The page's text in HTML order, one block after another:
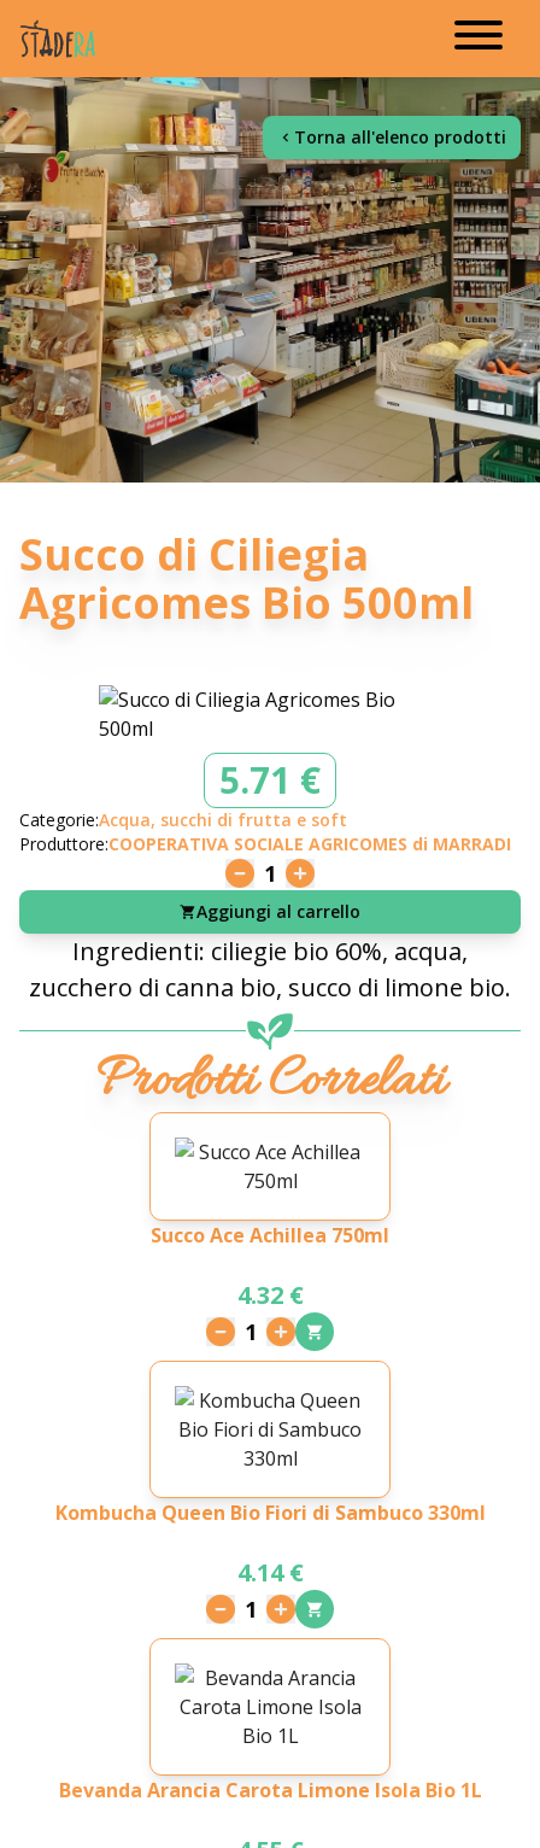
Torna all'elenco prodotti
Succo di Ciliegia
Agricomes Bio 500ml
5.71 €
Categorie:Acqua, succhi di frutta e soft
Produttore:COOPERATIVA SOCIALE AGRICOMES di MARRADI
1
Aggiungi al carrello
Ingredienti: ciliegie bio 60%, acqua,
zucchero di canna bio, succo di limone bio.
Prodotti Correlati
Succo Ace Achillea 750ml
4.32 €
1
Kombucha Queen Bio Fiori di Sambuco 330ml
4.14 €
1
Bevanda Arancia Carota Limone Isola Bio 1L